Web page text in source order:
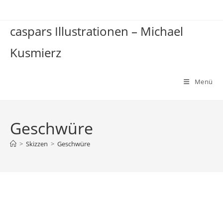
springen
caspars Illustrationen – Michael
Kusmierz
Menü
Geschwüre
> Skizzen > Geschwüre